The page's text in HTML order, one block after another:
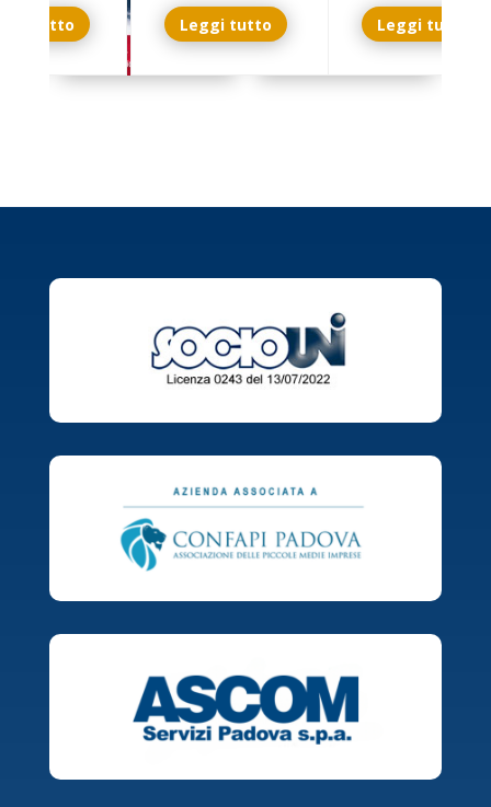
tutto Leggi tutto Leggi tutto